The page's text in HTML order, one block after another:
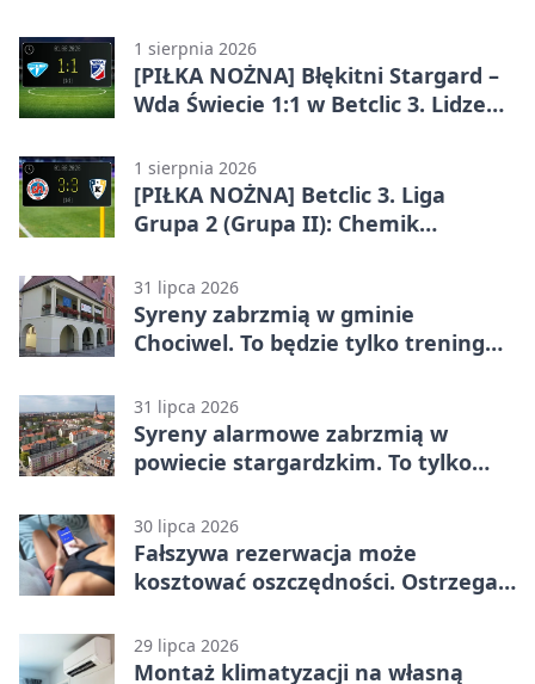
1 sierpnia 2026
[PIŁKA NOŻNA] Błękitni Stargard –
Wda Świecie 1:1 w Betclic 3. Lidze
1 sierpnia 2026
[PIŁKA NOŻNA] Betclic 3. Liga
Grupa 2 (Grupa II): Chemik
Stargard 3:3
31 lipca 2026
Syreny zabrzmią w gminie
Chociwel. To będzie tylko trening
31 lipca 2026
Syreny alarmowe zabrzmią w
powiecie stargardzkim. To tylko
30 lipca 2026
Fałszywa rezerwacja może
kosztować oszczędności. Ostrzega
29 lipca 2026
Montaż klimatyzacji na własną